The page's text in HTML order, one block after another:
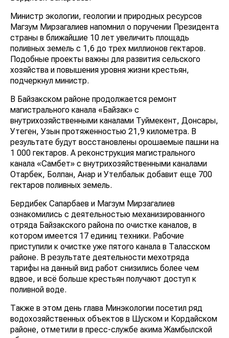
Министр экологии, геологии и природных ресурсов
Магзум Мирзагалиев напомнил о поручении Президента
страны в ближайшие 10 лет увеличить площадь
поливных земель с 1,6 до трех миллионов гектаров.
Подобные проекты важны для развития сельского
хозяйства и повышения уровня жизни крестьян,
подчеркнул министр.
В Байзакском районе продолжается ремонт
магистрального канала «Байзак» с
внутрихозяйственными каналами Туймекент, Донсары,
Утеген, Узын протяженностью 21,9 километра. В
результате будут восстановлены орошаемые пашни на
1 000 гектаров. А реконструкция магистрального
канала «Самбет» с внутрихозяйственными каналами
Отарбек, Болпан, Анар и Утелбалык добавит еще 700
гектаров поливных земель.
Бердибек Сапарбаев и Магзум Мирзагалиев
ознакомились с деятельностью механизированного
отряда Байзакского района по очистке каналов, в
котором имеется 17 единиц техники. Рабочие
приступили к очистке уже пятого канала в Таласском
районе. В результате деятельности мехотряда
тарифы на данный вид работ снизились более чем
вдвое, и всё больше крестьян получают доступ к
поливной воде.
Также в этом день глава Минэкологии посетил ряд
водохозяйственных объектов в Шуском и Кордайском
районе, отметили в пресс-службе акима Жамбылской